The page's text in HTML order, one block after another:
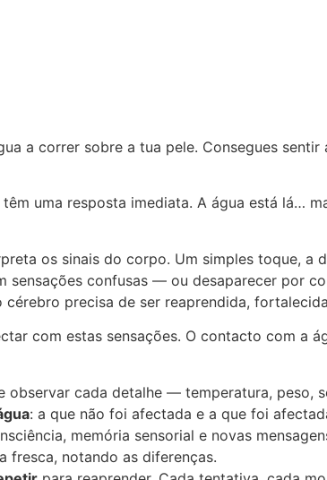
a correr sobre a tua pele. Consegues sentir
uma resposta imediata. A água está lá…
os sinais do corpo. Um simples toque, a
sensações confusas — ou desaparecer por
precisa de ser reaprendida,
com estas sensações. O contacto com a
observar cada detalhe — temperatura, peso,
: a que não foi afectada e a que foi
memória sensorial e novas
fresca, notando as diferenças.